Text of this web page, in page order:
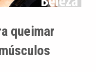
queimar